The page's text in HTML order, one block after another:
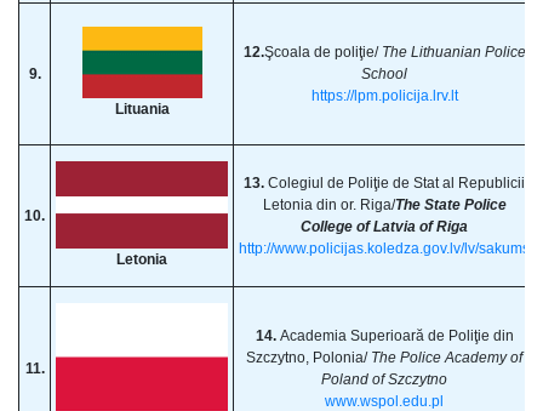
9.
Lituania
12.Şcoala de poliţie/ The Lithuanian Police
School
https://lpm.policija.lrv.lt
10.
Letonia
13. Colegiul de Poliţie de Stat al Republicii
Letonia din or. Riga/The State Police
College of Latvia of Riga
http://www.policijas.koledza.gov.lv/lv/sakums
11.
14. Academia Superioară de Poliţie din
Szczytno, Polonia/ The Police Academy of
Poland of Szczytno
www.wspol.edu.pl